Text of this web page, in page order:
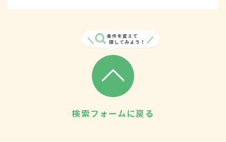
検索フォームに戻る